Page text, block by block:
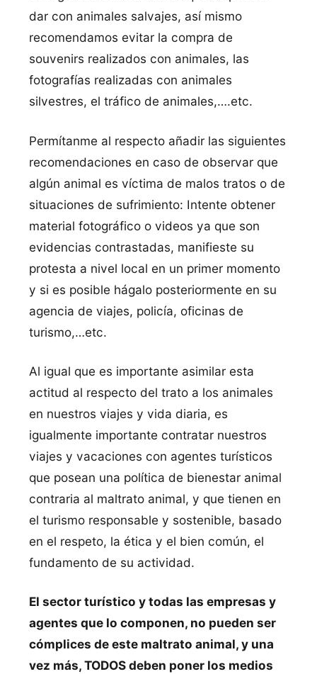
dar con animales salvajes, así mismo
recomendamos evitar la compra de
souvenirs realizados con animales, las
fotografías realizadas con animales
silvestres, el tráfico de animales,….etc.
Permítanme al respecto añadir las siguientes
recomendaciones en caso de observar que
algún animal es víctima de malos tratos o de
situaciones de sufrimiento: Intente obtener
material fotográfico o videos ya que son
evidencias contrastadas, manifieste su
protesta a nivel local en un primer momento
y si es posible hágalo posteriormente en su
agencia de viajes, policía, oficinas de
turismo,…etc.
Al igual que es importante asimilar esta
actitud al respecto del trato a los animales
en nuestros viajes y vida diaria, es
igualmente importante contratar nuestros
viajes y vacaciones con agentes turísticos
que posean una política de bienestar animal
contraria al maltrato animal, y que tienen en
el turismo responsable y sostenible, basado
en el respeto, la ética y el bien común, el
fundamento de su actividad.
El sector turístico y todas las empresas y
agentes que lo componen, no pueden ser
cómplices de este maltrato animal, y una
vez más, TODOS deben poner los medios